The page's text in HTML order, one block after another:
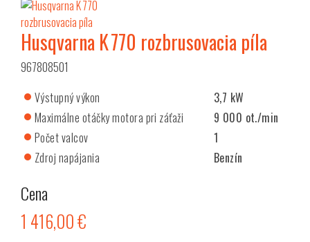
Husqvarna K 770 rozbrusovacia píla
967808501
Výstupný výkon
3,7 kW
Maximálne otáčky motora pri záťaži
9 000 ot./min
Počet valcov
1
Zdroj napájania
Benzín
Cena
1 416,00 €